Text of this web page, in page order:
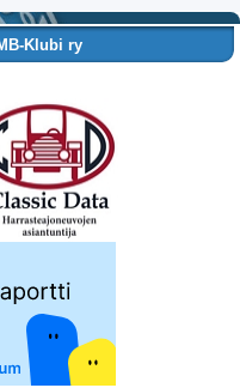
Klubi ry